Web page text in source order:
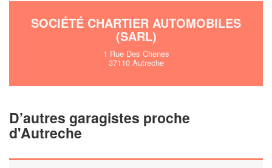
SOCIÉTÉ CHARTIER AUTOMOBILES
(SARL)
1 Rue Des Chenes
37110 Autreche
D’autres garagistes proche
d'Autreche